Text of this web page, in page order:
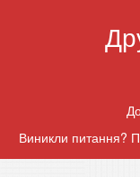
Виникли питання?